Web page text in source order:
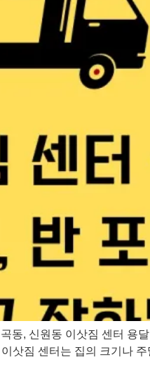
동, 신원동 이삿짐 센터 용
짐 센터는 집의 크기나